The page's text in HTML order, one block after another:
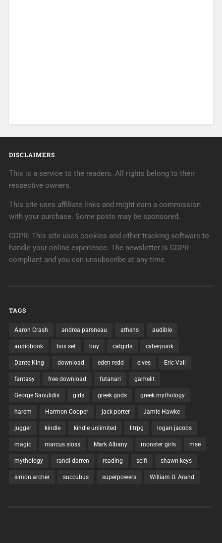
DISCLAIMERS
This is a service to the readers. All rights belong to their
respective owners.
This site uses affiliate links and might earn a commission
with your purchase. Some posts may be sponsored.
GDPR: This site uses cookies and other tracking software to
handle your online experience. The newsletter is GDPR
compliant and you can unsubscribe at any time.
TAGS
Aaron Crash andrea parsneau athens audible
audiobook box set buy catgirls cyberpunk
Dante King download eden redd elves Eric Vall
fantasy free download futanari gamelit
George Saoulidis girls greek gods greek mythology
harem Harmon Cooper jack porter Jamie Hawke
jugger kindle kindle unlimited litrpg logan jacobs
magic marcus sloss Mark Albany monster girls mse
mythology randi darren reading scifi shawn keys
simon archer succubus superpowers William D. Arand